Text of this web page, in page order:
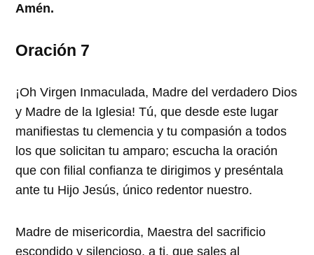
Amén.
Oración 7
¡Oh Virgen Inmaculada, Madre del verdadero Dios
y Madre de la Iglesia! Tú, que desde este lugar
manifiestas tu clemencia y tu compasión a todos
los que solicitan tu amparo; escucha la oración
que con filial confianza te dirigimos y preséntala
ante tu Hijo Jesús, único redentor nuestro.
Madre de misericordia, Maestra del sacrificio
escondido y silencioso, a ti, que sales al